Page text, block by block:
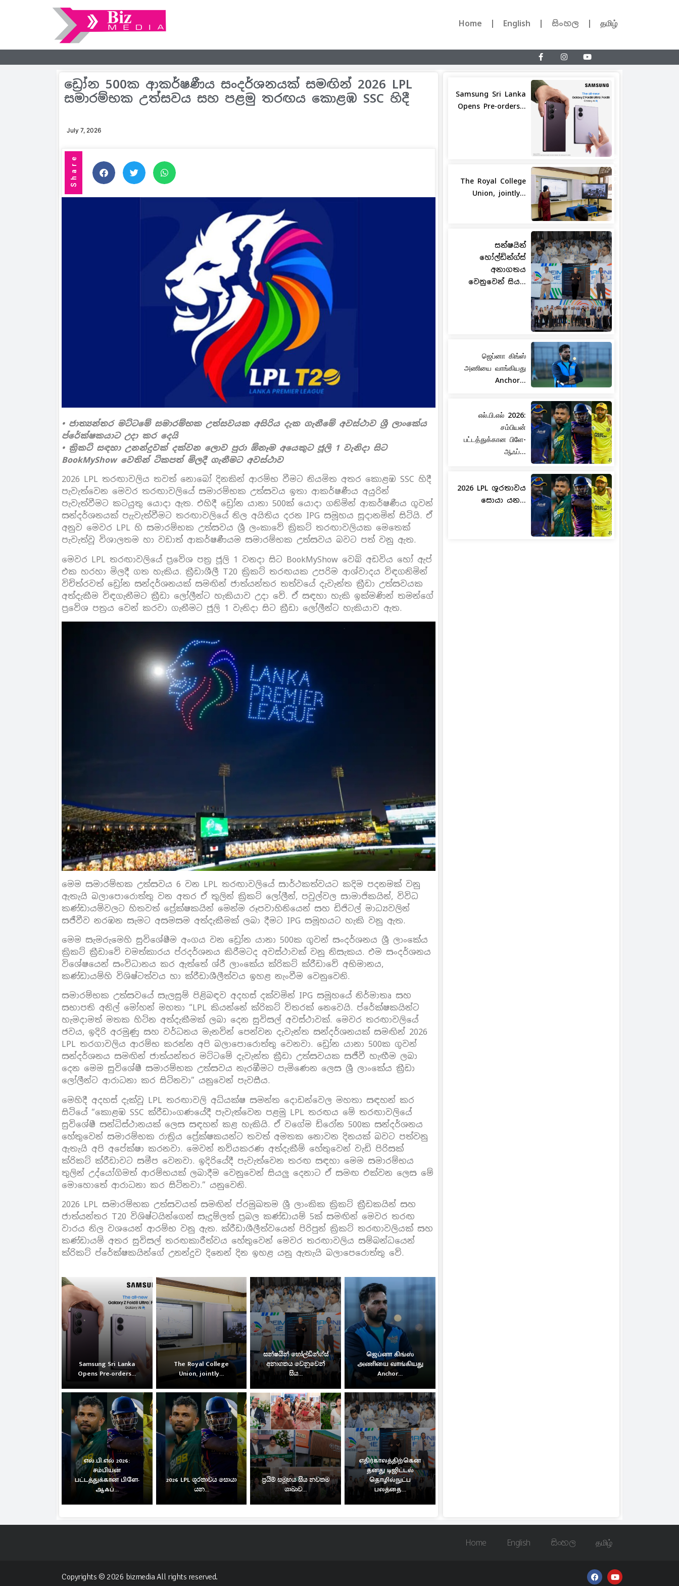
Home English සිංහල தமிழ்
ඩ්‍රෝන 500ක ආකර්ෂණීය සංදර්ශනයක් සමඟින් 2026 LPL
සමාරම්භක උත්සවය සහ පළමු තරඟය කොළඹ SSC හිදී
July 7, 2026
Share Share
• ජාත්‍යන්තර මට්ටමේ සමාරම්භක උත්සවයක අසිරිය දැක ගැනීමේ අවස්ථාව ශ්‍රී ලාංකේය
ප්රේක්ෂකයාට උදා කර දෙයි
• ක්‍රිකට් සඳහා උනන්දුවක් දක්වන ලොව පුරා ඕනෑම අයෙකුට ජූලි 1 වැනිදා සිට
BookMyShow වෙතින් ටිකපත් මිලදී ගැනීමට අවස්ථාව
2026 LPL තරඟාවලිය තවත් නොබෝ දිනකින් ආරම්භ වීමට නියමිත අතර කොළඹ SSC හිදී
පැවැත්වෙන මෙවර තරඟාවලියේ සමාරම්භක උත්සවය ඉතා ආකර්ෂණීය අයුරින්
පැවැත්වීමට කටයුතු යොදා ඇත. එහිදී ඩ්‍රෝන යානා 500ක් යොදා ගනිමින් ආකර්ෂණීය ගුවන්
සන්දර්ශනයක් පැැවැත්වීමට තරඟාවලියේ නිල අයිතිය දරන IPG සමූහය සූදානමින් සිටියි. ඒ
අනුව මෙවර LPL හි සමාරම්භක උත්සවය ශ්‍රී ලංකාවේ ක්‍රිකට් තරඟාවලියක මෙතෙක්
පැවැත්වූ විශාලතම හා වඩාත් ආකර්ෂණීයම සමාරම්භක උත්සවය බවට පත් වනු ඇත.
මෙවර LPL තරඟාවලියේ ප්‍රවේශ පත්‍ර ජූලි 1 වනදා සිට BookMyShow වෙබ් අඩවිය හෝ ඇප්
එක හරහා මිලදී ගත හැකිය. ක්‍රීඩාශීලී T20 ක්‍රිකට් තරඟයක උපරිම ආශ්වාදය විඳගනිමින්
විචිත්රවත් ඩ්‍රෝන සන්දර්ශනයක් සමඟින් ජාත්යන්තර තත්වයේ දැවැන්ත ක්‍රීඩා උත්සවයක
අත්දැකීම විඳගැනීමට ක්‍රීඩා ලෝලීන්ට හැකියාව උදා වේ. ඒ සඳහා හැකි ඉක්මණින් තමන්ගේ
ප්‍රවේශ පත්‍රය වෙන් කරවා ගැනීමට ජූලි 1 වැනිදා සිට ක්‍රීඩා ලෝලීන්ට හැකියාව ඇත.
මෙම සමාරම්භක උත්සවය 6 වන LPL තරඟාවලියේ සාර්ථකත්වයට කදිම පදනමක් වනු
ඇතැයි බලාපොරොත්තු වන අතර ඒ තුලින් ක්‍රිකට් ලෝලීන්, පවුල්වල සාමාජිකයින්, විවිධ
කණ්ඩායම්වලට හිතවත් ප්‍රේක්ෂකයින් මෙන්ම රූපවාහිනියෙන් සහ ඩිජිටල් මාධ්‍යවලින්
සජීවීව නරඹන සැමට අසමසම අත්දැකීමක් ලබා දීමට IPG සමූහයට හැකි වනු ඇත.
මෙම සැමරුමෙහි සුවිශේෂීම අංගය වන ඩ්‍රෝන යානා 500ක ගුවන් සංදර්ශනය ශ්‍රී ලාංකේය
ක්‍රිකට් ක්‍රීඩාවේ චමත්කාරය ප්රදර්ශනය කිරීමටද අවස්ථාවක් වනු නිසැකය. එම සංදර්ශනය
විශේෂයෙන් සංවිධානය කර ඇත්තේ ශ්රී ලාංකේය ක්රිකට් ක්රීඩාවේ අභිමානය,
කණ්ඩායම්හි විශිෂ්ටත්වය හා ක්රීඩාශීලීත්වය ඉහළ නැංවීම වෙනුවෙනි.
සමාරම්භක උත්සවයේ සැලසුම් පිළිබඳව අදහස් දක්වමින් IPG සමූහයේ නිර්මාතෘ සහ
සභාපති අනිල් මෝහන් මහතා “LPL කියන්නේ ක්රිකට් විතරක් නෙවෙයි. ප්රේක්ෂකයින්ට
හැමදාමත් මතක හිටින අත්දැකීමක් ලබා දෙන සුවිසල් අවස්ථාවක්. මෙවර තරඟාවලියේ
ජවය, ඉදිරි අරමුණු සහ වර්ධනය මැනවින් පෙන්වන දැවැන්ත සන්දර්ශනයක් සමඟින් 2026
LPL තරගාවලිය ආරම්භ කරන්න අපි බලාපොරොත්තු වෙනවා. ඩ්‍රෝන යානා 500ක ගුවන්
සන්දර්ශනය සමඟින් ජාත්යන්තර මට්ටමේ දැවැන්ත ක්‍රීඩා උත්සවයක සජීවී හැඟීම ලබා
දෙන මෙම සුවිශේෂී සමාරම්භක උත්සවය නැරඹීමට පැමිණෙන ලෙස ශ්‍රී ලාංකේය ක්‍රීඩා
ලෝලීන්ට ආරාධනා කර සිටිනවා” යනුවෙන් පැවසීය.
මෙහිදී අදහස් දැක්වූ LPL තරඟාවලි අධ්යක්ෂ සමන්ත දොඩන්වෙල මහතා සඳහන් කර
සිටියේ “කොළඹ SSC ක්රීඩාංගණයේදී පැවැත්වෙන පළමු LPL තරඟය මේ තරඟාවලියේ
සුවිශේෂී සන්ධිස්ථානයක් ලෙස සඳහන් කළ හැකියි. ඒ වගේම ඩ්රෝන 500ක සන්දර්ශනය
හේතුවෙන් සමාරම්භක රාත්‍රිය ප්‍රේක්ෂකයන්ට තවත් අමතක නොවන දිනයක් බවට පත්වනු
ඇතැයි අපි අපේක්ෂා කරනවා. මෙවන් නව්යකරණ අත්දැකීම් හේතුවෙන් වැඩි පිරිසක්
ක්රිකට් ක්රීඩාවට සමීප වෙනවා. ඉදිරියේදී පැවැත්වෙන තරඟ සඳහා මෙම සමාරම්භය
තුලින් උද්යෝගිමත් ආරම්භයක් ලබාදීම වෙනුවෙන් සියලු දෙනාට ඒ සමඟ එක්වන ලෙස මේ
මොහොතේ ආරාධනා කර සිටිනවා.” යනුවෙනි.
2026 LPL සමාරම්භක උත්සවයත් සමඟින් ප්රමුඛතම ශ්‍රී ලාංකික ක්‍රිකට් ක්‍රීඩකයින් සහ
ජාත්යන්තර T20 විශිෂ්ටයින්ගෙන් සැදුම්ලත් ප්‍රබල කණ්ඩායම් 5ක් සමඟින් මෙවර තරඟ
වාරය නිල වශයෙන් ආරම්භ වනු ඇත. ක්රීඩාශීලීත්වයෙන් පිරිපුන් ක්‍රිකට් තරඟාවලියක් සහ
කණ්ඩායම් අතර සුවිසල් තරඟකාරීත්වය හේතුවෙන් මෙවර තරඟාවලිය සම්බන්ධයෙන්
ක්රිකට් ප්රේක්ෂකයින්ගේ උනන්දුව දිනෙන් දින ඉහළ යනු ඇතැයි බලාපෙරොත්තු වේ.
Samsung Sri Lanka
Opens Pre-orders...
The Royal College
Union, jointly...
සන්ෂයින් හෝල්ඩින්ග්ස්
අනාගතය වෙනුවෙන්
සිය...
ஜெப்னா கிங்ஸ்
அணியை வாங்கியது
Anchor...
எல்.பி.எல் 2026:
சம்பியன்
பட்டத்துக்கான பிளே-
ஆஃப்...
2026 LPL ශූරතාවය සොයා
යන...
ප්‍රයිම් සමූහය සිය නවතම
ශාඛාව...
எதிர்காலத்திற்கென
தனது டிஜிட்டல்
தொழில்நுட்ப
பலத்தை...
Samsung Sri Lanka
Opens Pre-orders...
The Royal College
Union, jointly...
සන්ෂයින්
හෝල්ඩින්ග්ස්
අනාගතය
වෙනුවෙන් සිය...
ஜெப்னா கிங்ஸ்
அணியை வாங்கியது
Anchor...
எல்.பி.எல் 2026:
சம்பியன்
பட்டத்துக்கான பிளே-
ஆஃப்...
2026 LPL ශූරතාවය
සොයා යන...
Home English සිංහල தமிழ்
Copyrights © 2026 bizmedia All rights reserved.